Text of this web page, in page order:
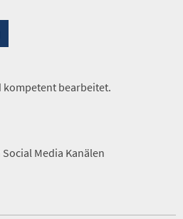
kompetent bearbeitet.
Media Kanälen